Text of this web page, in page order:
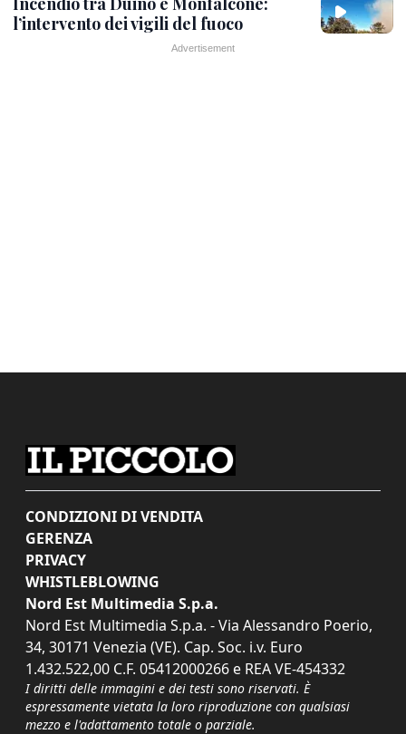
l’intervento dei vigili del fuoco
CONDIZIONI DI VENDITA
GERENZA
PRIVACY
WHISTLEBLOWING
Nord Est Multimedia S.p.a.
Nord Est Multimedia S.p.a. - Via Alessandro Poerio,
34, 30171 Venezia (VE). Cap. Soc. i.v. Euro
1.432.522,00 C.F. 05412000266 e REA VE-454332
I diritti delle immagini e dei testi sono riservati. È
espressamente vietata la loro riproduzione con qualsiasi
mezzo e l'adattamento totale o parziale.